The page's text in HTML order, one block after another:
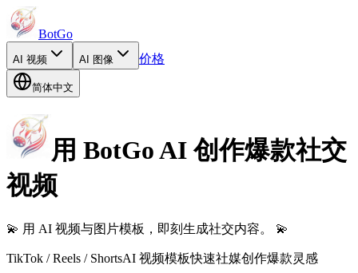
BotGo
AI 视频 AI 图像 价格
简体中文
用 BotGo AI创作爆款社交
视频
💫 用 AI 视频与图片模板，即刻生成社交内容。 💫
TikTok / Reels / ShortsAI 视频模板快速社媒创作爆款灵感